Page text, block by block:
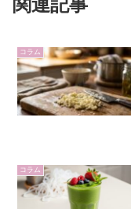
関連記事
コラム
コラム